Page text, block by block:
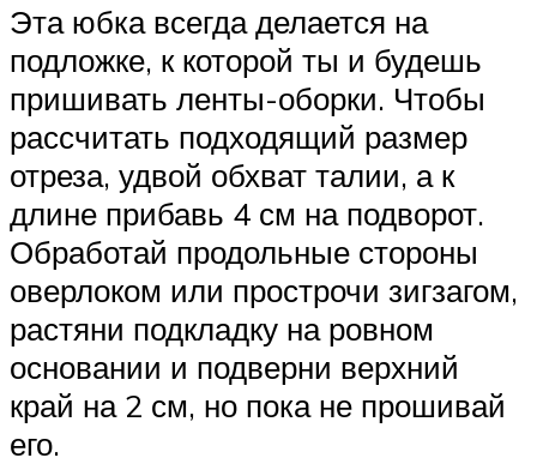
Эта юбка всегда делается на
подложке, к которой ты и будешь
пришивать ленты-оборки. Чтобы
рассчитать подходящий размер
отреза, удвой обхват талии, а к
длине прибавь 4 см на подворот.
Обработай продольные стороны
оверлоком или прострочи зигзагом,
растяни подкладку на ровном
основании и подверни верхний
край на 2 см, но пока не прошивай
его.